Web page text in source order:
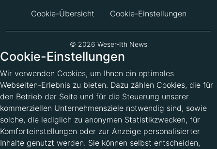
Cookie-Übersicht
Cookie-Einstellungen
© 2026 Weser-Ith News
Cookie-Einstellungen
Wir verwenden Cookies, um Ihnen ein optimales
Webseiten-Erlebnis zu bieten. Dazu zählen Cookies, die für
den Betrieb der Seite und für die Steuerung unserer
kommerziellen Unternehmensziele notwendig sind, sowie
solche, die lediglich zu anonymen Statistikzwecken, für
Komforteinstellungen oder zur Anzeige personalisierter
Inhalte genutzt werden. Sie können selbst entscheiden,